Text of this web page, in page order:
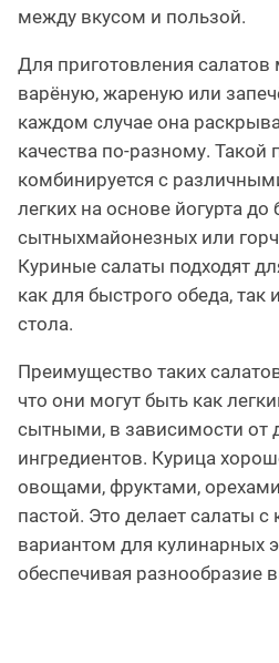
между вкусом и пользой.
Для приготовления
варёную, жареную или
каждом случае она
качества по-разному. Такой
комбинируется с
легких на основе йогурта до
сытныхмайонезных или
Куриные салаты подходят
как для быстрого обеда, так
стола.
Преимущество таких
что они могут быть как
сытными, в зависимости от
ингредиентов. Курица
овощами, фруктами,
пастой. Это делает салаты
вариантом для кулинарных
обеспечивая разнообразие